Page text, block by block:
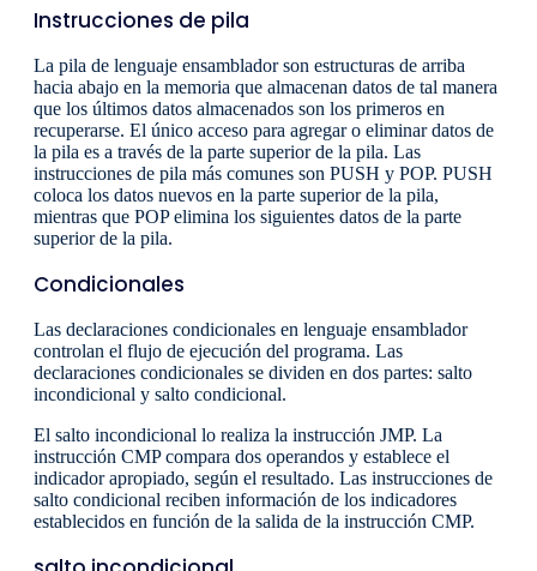
Instrucciones de pila
La pila de lenguaje ensamblador son estructuras de arriba
hacia abajo en la memoria que almacenan datos de tal manera
que los últimos datos almacenados son los primeros en
recuperarse. El único acceso para agregar o eliminar datos de
la pila es a través de la parte superior de la pila. Las
instrucciones de pila más comunes son PUSH y POP. PUSH
coloca los datos nuevos en la parte superior de la pila,
mientras que POP elimina los siguientes datos de la parte
superior de la pila.
Condicionales
Las declaraciones condicionales en lenguaje ensamblador
controlan el flujo de ejecución del programa. Las
declaraciones condicionales se dividen en dos partes: salto
incondicional y salto condicional.
El salto incondicional lo realiza la instrucción JMP. La
instrucción CMP compara dos operandos y establece el
indicador apropiado, según el resultado. Las instrucciones de
salto condicional reciben información de los indicadores
establecidos en función de la salida de la instrucción CMP.